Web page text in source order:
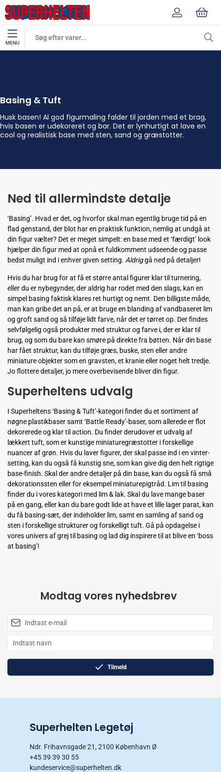
MENU
Basing & Tuft
Husk basen! Al god figurmaling falder til jorden med et brag,
hvis basen er udekoreret og bar. Det er lynhurtigt at lave en
cool og realistisk base med sten, sand og græstotter.
Ned til allermindste detalje
‘Basing’. Hvad er det, og hvorfor skal man egentlig bruge tid på en
flad genstand, der blot har en praktisk funktion, nemlig at undgå at
din figur vælter? Det er meget simpelt: en base med et ‘færdigt’ look
hjælper din figur med at opnå et fuldkomment udseende og passe
bedst muligt ind i enhver given setting. Aldriggå ned på detaljer!
Hvis du har brug for at få et større antal figurer klar til turnering,
eller du er nybegynder, der aldrig har rodet med den slags, kan en
simpel basing faktisk klares ret hurtigt og nemt. Den billigste måde,
man kan gribe det an på, er at bruge en blanding af vandbaseret lim
og groft sand og så tilføje lidt farve, når det er tørret op. Der findes
selvfølgelig også produkter med struktur og farve i, der er klar til
brug, og som du bare kan smøre på direkte fra bøtten. Når din base
har fået struktur, kan du tilføje græs, buske, sten eller andre
miniature objekter som en gravsten, et kranie eller noget helt tredje.
Jo flottere detaljer, jo mere overbevisende bliver din figur.
Superheltens udvalg
I Superheltens ‘Basing & Tuft’-kategori finder du et sortiment af
nøgne plastikbaser samt ‘Battle Ready’-baser, som allerede er flot
dekorerede og klar til action. Du finder derudover et udvalg af
lækkert tuft, som er kunstige miniaturegræstotter i forskellige
nuancer af grøn. Hvis du laver figurer, der skal passe ind i en vinter-
setting, kan du også få kunstig sne, som kan give dig den helt rigtige
base-finish. Skal der andre detaljer på din base, kan du også få små
dekorationssten eller for eksempel miniaturepigtråd. Lim til basing
finder du i vores kategori med lim & lak. Skal du lave mange baser
på en gang, eller kan du bare godt lide at have et lille lager parat, kan
du få basing-sæt, der indeholder lim, samt en samling af sand og
sten i forskellige strukturer og forskelligt tuft. Gå på opdagelse i
vores univers af grej til basing og lad dig inspirere til at blive en ‘boss
at basing’!
Modtag vores nyhedsbrev
Tilmeld
Superhelten Legetøj
Ndr. Frihavnsgade 21, 2100 København Ø
+45 39 39 30 55
kundeservice@superhelten.dk